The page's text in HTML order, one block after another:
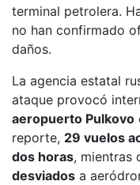
terminal petrolera.
no han confirmado
daños.
La agencia estatal
ataque provocó
aeropuerto Pulkovo
reporte, 29 vuelos
dos horas, mientras
desviados a